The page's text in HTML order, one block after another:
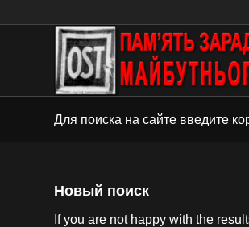
Для поиска на сайте введите
Новый поиск
If you are not happy with the